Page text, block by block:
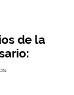
de la